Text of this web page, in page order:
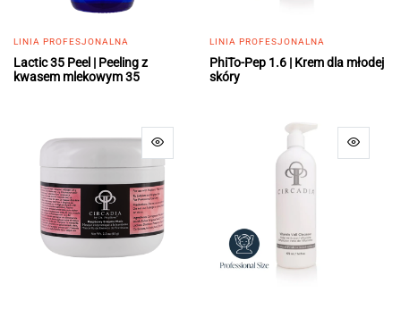
LINIA PROFESJONALNA
Lactic 35 Peel | Peeling z
kwasem mlekowym 35
LINIA PROFESJONALNA
PhiTo-Pep 1.6 | Krem dla młodej
skóry